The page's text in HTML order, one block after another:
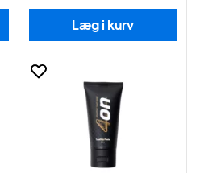
Læg i kurv